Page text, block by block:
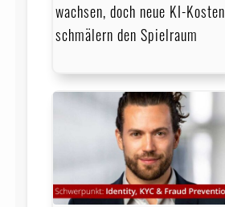
wachsen, doch neue KI-Kosten
schmälern den Spielraum